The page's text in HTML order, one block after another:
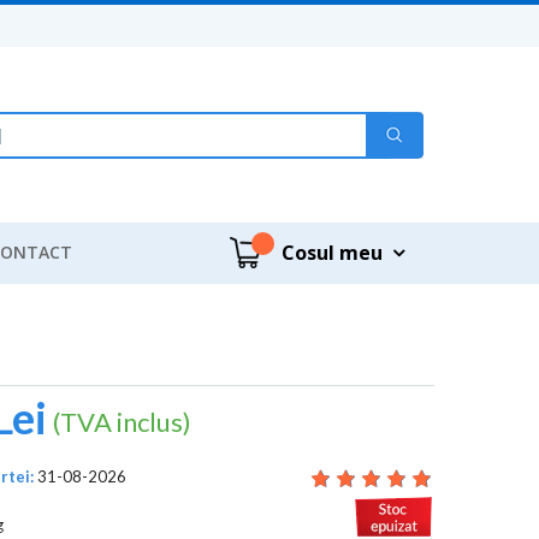
de căutare
m
Cosul meu
(TVA inclus)
31-08-2026